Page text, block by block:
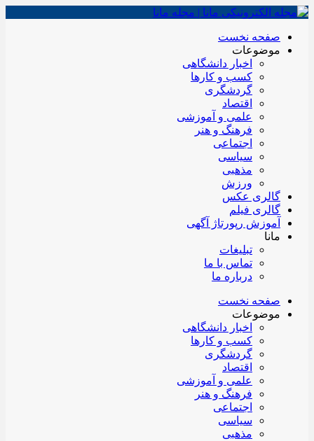
صفحه نخست
موضوعات
اخبار دانشگاهی
کسب و کارها
گردشگری
اقتصاد
علمی و آموزشی
فرهنگ و هنر
اجتماعی
سیاسی
مذهبی
ورزش
گالری عکس
گالری فیلم
آموزش رپورتاژ آگهی
مانا
تبلیغات
تماس با ما
درباره ما
صفحه نخست
موضوعات
اخبار دانشگاهی
کسب و کارها
گردشگری
اقتصاد
علمی و آموزشی
فرهنگ و هنر
اجتماعی
سیاسی
مذهبی